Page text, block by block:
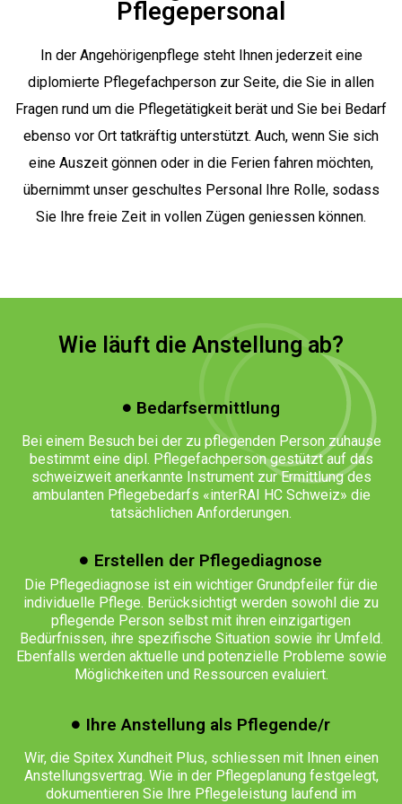
Pflegepersonal
In der Angehörigenpflege steht Ihnen jederzeit eine
diplomierte Pflegefachperson zur Seite, die Sie in allen
Fragen rund um die Pflegetätigkeit berät und Sie bei Bedarf
ebenso vor Ort tatkräftig unterstützt. Auch, wenn Sie sich
eine Auszeit gönnen oder in die Ferien fahren möchten,
übernimmt unser geschultes Personal Ihre Rolle, sodass
Sie Ihre freie Zeit in vollen Zügen geniessen können.
Wie läuft die Anstellung ab?
Bedarfsermittlung
Bei einem Besuch bei der zu pflegenden Person zuhause
bestimmt eine dipl. Pflegefachperson gestützt auf das
schweizweit anerkannte Instrument zur Ermittlung des
ambulanten Pflegebedarfs «interRAI HC Schweiz» die
tatsächlichen Anforderungen.
Erstellen der Pflegediagnose
Die Pflegediagnose ist ein wichtiger Grundpfeiler für die
individuelle Pflege. Berücksichtigt werden sowohl die zu
pflegende Person selbst mit ihren einzigartigen
Bedürfnissen, ihre spezifische Situation sowie ihr Umfeld.
Ebenfalls werden aktuelle und potenzielle Probleme sowie
Möglichkeiten und Ressourcen evaluiert.
Ihre Anstellung als Pflegende/r
Wir, die Spitex Xundheit Plus, schliessen mit Ihnen einen
Anstellungsvertrag. Wie in der Pflegeplanung festgelegt,
dokumentieren Sie Ihre Pflegeleistung laufend im